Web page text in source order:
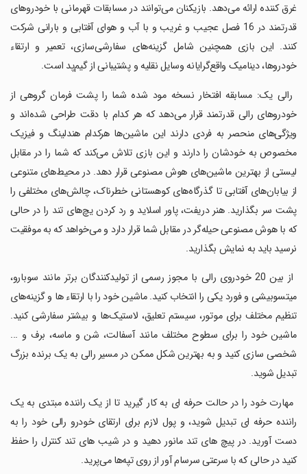
غرق کننده ارائه می‌دهد. بازیکنان می‌توانند در مسابقات قهرمانی با خودروهای
قدرتمند در 16 فصل عجیب و غریب و با آب و هوای آفتابی و بارانی شرکت
کنند. این بازی همچنین شامل گزینه‌های سفارشی‌سازی، تعمیر و ارتقاء
خودروها، دینامیک واقع‌گرایانه وسایل نقلیه و پشتیبانی از گیم‌پد است.
‏ رالی یک: مسابقه افتخار نسخه مود شده شما را پشت فرمان گروهی از
خودروهای رالی قدرتمند قرار می‌دهد که هر کدام با دقت طراحی شده‌اند و
ویژگی‌های منحصر به فردی دارند این ماشین‌ها هرکدام هندلینگ و فیزیک
مخصوص به خودشان را دارند و این بازی تلاش می‌کند که شما را در مقابل
لیستی از بهترین ماشین‌های هوش مصنوعی قرار دهد. در محیط‌های متنوعی
از بیابان‌های آفتابی تا گذرگاه‌های کوهستانی خطرناک، چالش‌های مختلفی را
پشت سر بگذارید. هنر دریفت، پاور اسلاید و رد کردن یچ‌های تند را در حالی
که با هوش مصنوعی حیله‌گر در مقابل شما قرار دارد و می‌خواهد که به موفقیت
نرسید باید به نمایش بگذارید.
‏ از بین 20 خودروی رالی با مجوز رسمی از تولیدکنندگان برتر مانند سوبارو،
میتسوبیشی و فورد یکی را انتخاب کنید. ماشین خود را با ارتقاء ها و گزینه‌های
تنظیم مختلف برای موتور، سیستم تعلیق، لاستیک‌ها و بیشتر سفارشی کنید.
ماشین خود را برای سطوح مختلف مانند آسفالت، شن و ماسه، برف و ...
شخصی سازی کنید و به بهترین شکل ممکن در مسیر رالی به یک برنده بزرگ
تبدیل شوید.
‏ مهارت خود را در حالت حرفه ای به کار گیرید تا از یک راننده مبتدی به یک
راننده حرفه ای تبدیل شوید، و پول لازم برای ارتقای خودرو رالی خود را به
دست آورید. در پیچ های تند مانور دهید و در شیب های تند کنترل را حفظ
کنید در حالی که با سرعتی سرسام آور از روی تپه‌ها می‌پرید.